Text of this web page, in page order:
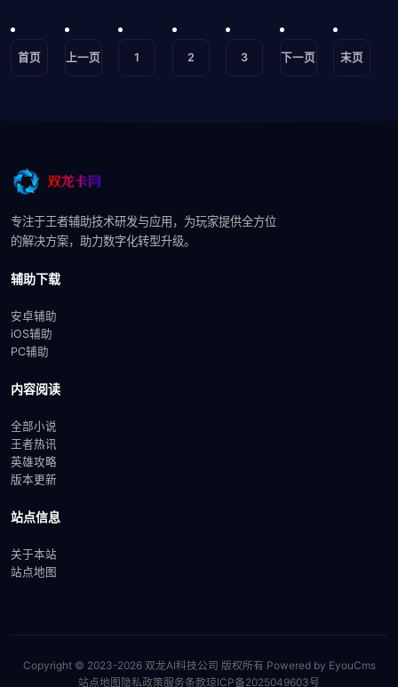
首页 上一页 1 2 3 下一页 末页
专注于王者辅助技术研发与应用，为玩家提供全方位
的解决方案，助力数字化转型升级。
辅助下载
安卓辅助
iOS辅助
PC辅助
内容阅读
全部小说
王者热讯
英雄攻略
版本更新
站点信息
关于本站
站点地图
Copyright © 2023-2026 双龙AI科技公司 版权所有 Powered by EyouCms
站点地图 隐私政策服务条款琼ICP备2025049603号